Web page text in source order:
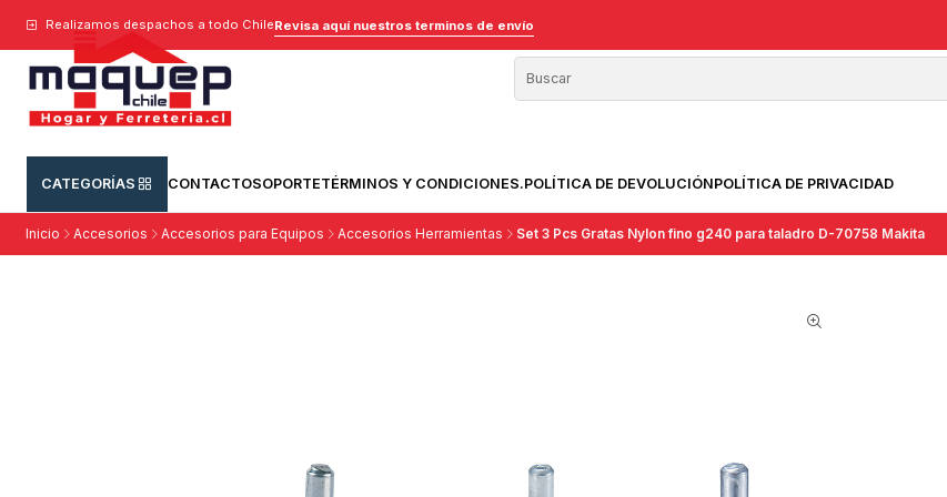
CATEGORÍAS CONTACTOSOPORTETÉRMINOS Y CONDICIONES.POLÍTICA DE DEVOLUCIÓNPOLÍTICA DE PRIVACIDAD
Realizamos despachos a todo ChileRevisa aquí nuestros terminos de envío
Inicio Accesorios Accesorios para Equipos Accesorios Herramientas Set 3 Pcs Gratas Nylon fino g240 para taladro D-70758 Makita